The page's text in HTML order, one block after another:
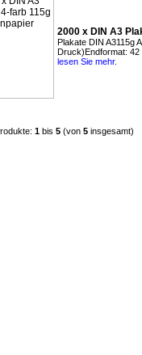
2000 x DIN A3
Plakate DIN A3115g
Druck)Endformat:
lesen Sie mehr.
1 bis 5 (von 5 insgesamt)